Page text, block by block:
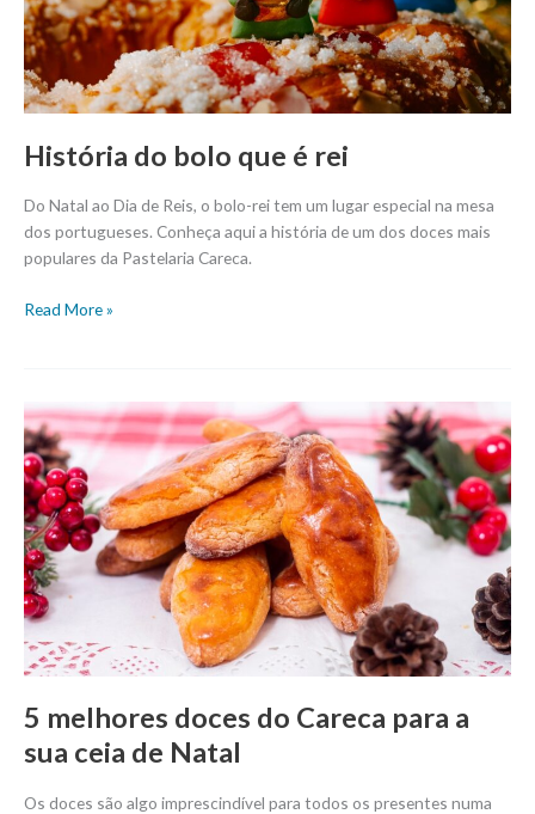
História do bolo que é rei
Do Natal ao Dia de Reis, o bolo-rei tem um lugar especial na mesa
dos portugueses. Conheça aqui a história de um dos doces mais
populares da Pastelaria Careca.
Read More »
5 melhores doces do Careca para a
sua ceia de Natal
Os doces são algo imprescindível para todos os presentes numa
5
melhores
doces
do
Careca
para
a
sua
ceia
de
Natal